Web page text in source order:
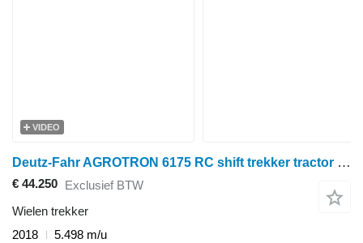
VIDEO
Deutz-Fahr AGROTRON 6175 RC shift trekker tractor +frontlader
€ 44.250 Exclusief BTW
Wielen trekker
2018
5.498 m/u